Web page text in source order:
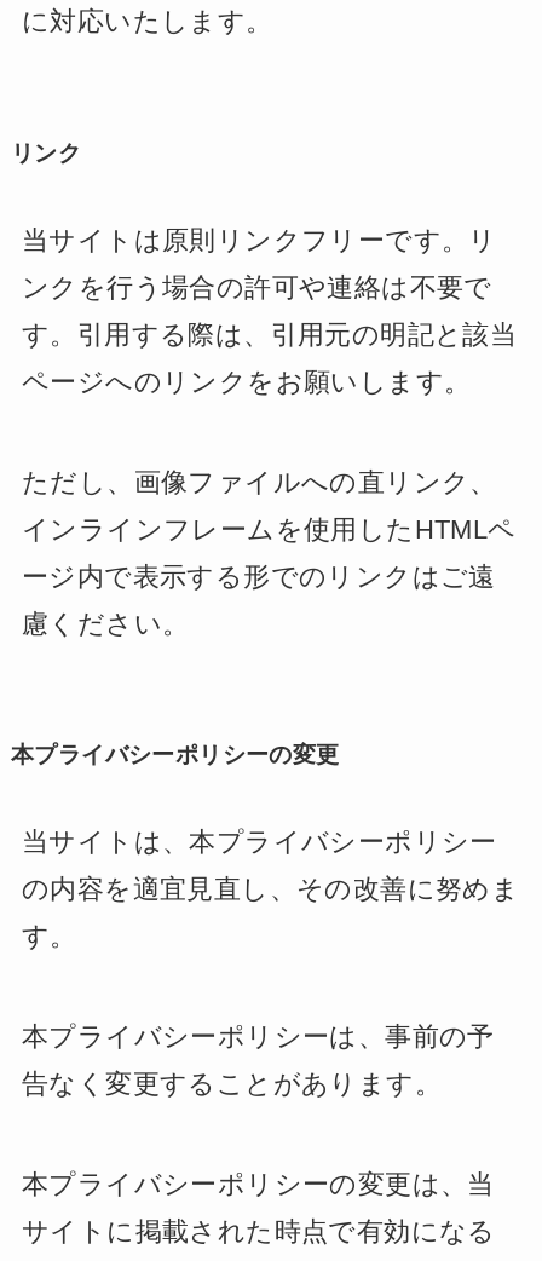
に対応いたします。
リンク
当サイトは原則リンクフリーです。リ
ンクを行う場合の許可や連絡は不要で
す。引用する際は、引用元の明記と該当
ページへのリンクをお願いします。
ただし、画像ファイルへの直リンク、
インラインフレームを使用したHTMLペ
ージ内で表示する形でのリンクはご遠
慮ください。
本プライバシーポリシーの変更
当サイトは、本プライバシーポリシー
の内容を適宜見直し、その改善に努めま
す。
本プライバシーポリシーは、事前の予
告なく変更することがあります。
本プライバシーポリシーの変更は、当
サイトに掲載された時点で有効になる